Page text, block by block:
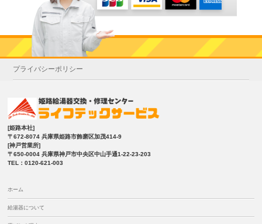
プライバシーポリシー
[姫路本社]
〒672-8074 兵庫県姫路市飾磨区加茂414-9
[神戸営業所]
〒650-0004 兵庫県神戸市中央区中山手通1-22-23-203
TEL：0120-621-003
ホーム
給湯器について